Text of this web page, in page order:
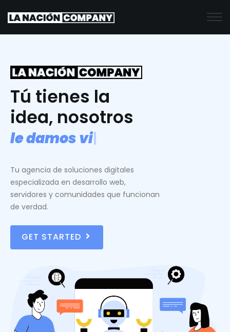
Tú tienes la
idea, nosotros
ledamosvid
Tu agencia de soluciones digitales
especializada en desarrollo web,
servidores y comunidades que funcionan
de verdad.
GET STARTED